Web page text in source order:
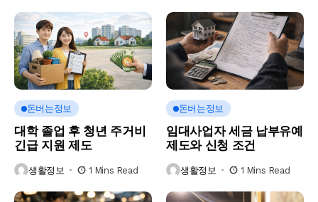
돈버는정보
대학 졸업 후 청년 주거비
긴급 지원 제도
생활정보 1 Mins Read
돈버는정보
임대사업자 세금 납부유예
제도와 신청 조건
생활정보 1 Mins Read